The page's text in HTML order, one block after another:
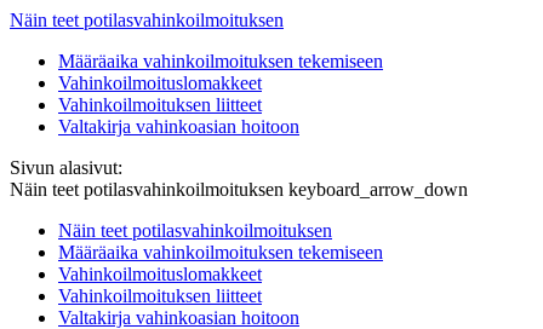
Näin teet potilasvahinkoilmoituksen
Määräaika vahinkoilmoituksen tekemiseen
Vahinkoilmoituslomakkeet
Vahinkoilmoituksen liitteet
Valtakirja vahinkoasian hoitoon
Sivun alasivut:
Näin teet potilasvahinkoilmoituksen keyboard_arrow_down
Näin teet potilasvahinkoilmoituksen
Määräaika vahinkoilmoituksen tekemiseen
Vahinkoilmoituslomakkeet
Vahinkoilmoituksen liitteet
Valtakirja vahinkoasian hoitoon